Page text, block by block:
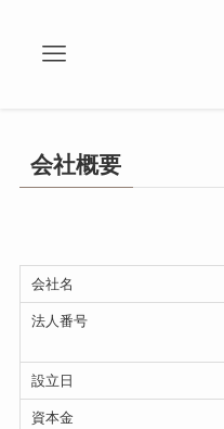
会社概要
会社名
法人番号
設立日
資本金